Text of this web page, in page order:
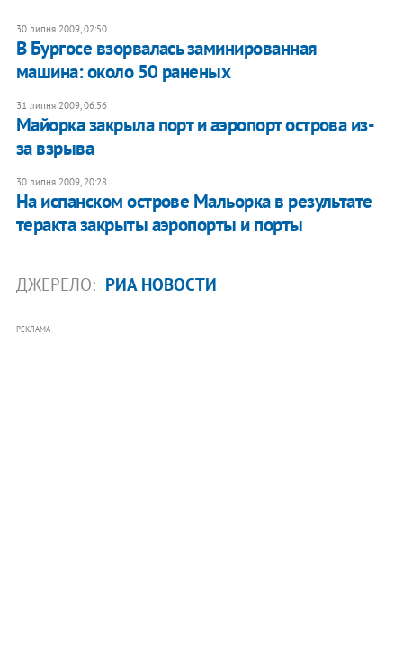
30 липня 2009, 02:50
В Бургосе взорвалась заминированная
машина: около 50 раненых
31 липня 2009, 06:56
Майорка закрыла порт и аэропорт острова из-
за взрыва
30 липня 2009, 20:28
На испанском острове Мальорка в результате
теракта закрыты аэропорты и порты
ДЖЕРЕЛО: РИА НОВОСТИ
РЕКЛАМА